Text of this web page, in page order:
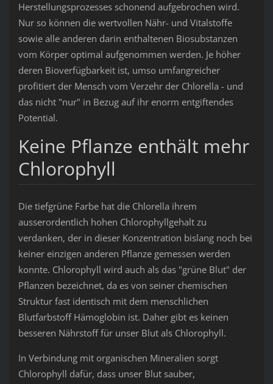
Herstellungsprozesses schonend aufgebrochen wird.
Nur so können die wertvollen Nähr- und Vitalstoffe
sowie alle anderen darin enthaltenen Biosubstanzen
vom Körper optimal aufgenommen werden. Je höher
deren Bioverfügbarkeit ist, umso umfangreicher
profitiert der Mensch vom Verzehr der Chlorella - und
das nicht "nur" in Bezug auf ihr enorm entgiftendes
Potential.
Keine Pflanze enthält mehr
Chlorophyll
Die tiefgrüne Farbe hat die Chlorella ihrem
ausserordentlich hohen Chlorophyllgehalt zu
verdanken, der in dieser Konzentration bislang noch bei
keiner einzigen anderen Pflanze gemessen werden
konnte. Chlorophyll wird auch als das "grüne Blut" der
Pflanzen bezeichnet, da es von seiner chemischen
Struktur fast identisch mit dem menschlichen
Blutfarbstoff Hämoglobin ist. Daher gibt es keinen
besseren Nährstoff für unser Blut als Chlorophyll.
In Verbindung mit organischen Mineralien sorgt
Chlorophyll dafür, dass unser Blut sauber,